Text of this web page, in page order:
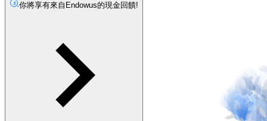
你將享有來自Endowus的現金回饋!